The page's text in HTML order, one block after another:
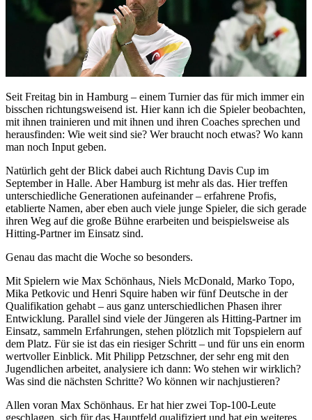
Seit Freitag bin in Hamburg – einem Turnier das für mich immer ein
bisschen richtungsweisend ist. Hier kann ich die Spieler beobachten,
mit ihnen trainieren und mit ihnen und ihren Coaches sprechen und
herausfinden: Wie weit sind sie? Wer braucht noch etwas? Wo kann
man noch Input geben.
Natürlich geht der Blick dabei auch Richtung Davis Cup im
September in Halle. Aber Hamburg ist mehr als das. Hier treffen
unterschiedliche Generationen aufeinander – erfahrene Profis,
etablierte Namen, aber eben auch viele junge Spieler, die sich gerade
ihren Weg auf die große Bühne erarbeiten und beispielsweise als
Hitting-Partner im Einsatz sind.
Genau das macht die Woche so besonders.
Mit Spielern wie Max Schönhaus, Niels McDonald, Marko Topo,
Mika Petkovic und Henri Squire haben wir fünf Deutsche in der
Qualifikation gehabt – aus ganz unterschiedlichen Phasen ihrer
Entwicklung. Parallel sind viele der Jüngeren als Hitting-Partner im
Einsatz, sammeln Erfahrungen, stehen plötzlich mit Topspielern auf
dem Platz. Für sie ist das ein riesiger Schritt – und für uns ein enorm
wertvoller Einblick. Mit Philipp Petzschner, der sehr eng mit den
Jugendlichen arbeitet, analysiere ich dann: Wo stehen wir wirklich?
Was sind die nächsten Schritte? Wo können wir nachjustieren?
Allen voran Max Schönhaus. Er hat hier zwei Top-100-Leute
geschlagen, sich für das Hauptfeld qualifiziert und hat ein weiteres